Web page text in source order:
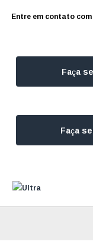
Entre em contato
Faça
Faça